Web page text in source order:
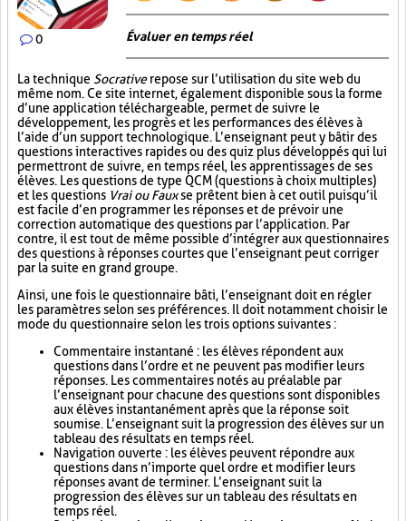
0 Évaluer en temps réel
La technique Socrativerepose sur l’utilisation du site web du
même nom. Ce site internet, également disponible sous la forme
d’une application téléchargeable, permet de suivre le
développement, les progrès et les performances des élèves à
l’aide d’un support technologique. L’enseignant peut y bâtir des
questions interactives rapides ou des quiz plus développés qui lui
permettront de suivre, en temps réel, les apprentissages de ses
élèves. Les questions de type QCM (questions à choix multiples)
et les questions Vrai ou Fauxse prêtent bien à cet outil puisqu’il
est facile d’en programmer les réponses et de prévoir une
correction automatique des questions par l’application. Par
contre, il est tout de même possible d’intégrer aux questionnaires
des questions à réponses courtes que l’enseignant peut corriger
par la suite en grand groupe.
Ainsi, une fois le questionnaire bâti, l’enseignant doit en régler
les paramètres selon ses préférences. Il doit notamment choisir le
mode du questionnaire selon les trois options suivantes :
Commentaire instantané : les élèves répondent aux
questions dans l’ordre et ne peuvent pas modifier leurs
réponses. Les commentaires notés au préalable par
l’enseignant pour chacune des questions sont disponibles
aux élèves instantanément après que la réponse soit
soumise. L’enseignant suit la progression des élèves sur un
tableau des résultats en temps réel.
Navigation ouverte : les élèves peuvent répondre aux
questions dans n’importe quel ordre et modifier leurs
réponses avant de terminer. L’enseignant suit la
progression des élèves sur un tableau des résultats en
temps réel.